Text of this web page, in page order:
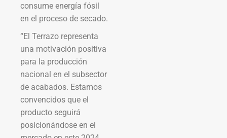
consume energía fósil
en el proceso de secado.
“El Terrazo representa
una motivación positiva
para la producción
nacional en el subsector
de acabados. Estamos
convencidos que el
producto seguirá
posicionándose en el